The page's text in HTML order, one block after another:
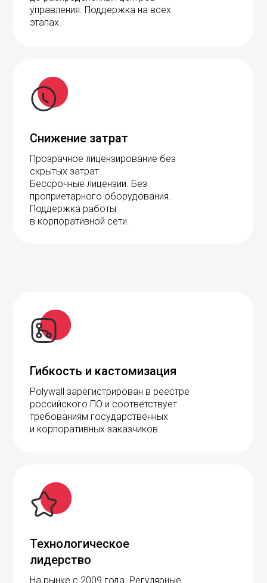
Снижение затрат
скрытых затрат.
Бессрочные лицензии. Без
проприетарного оборудования.
Поддержка работы
в корпоративной сети.
Polywall зарегистрирован в реестре
российского ПО и соответствует
требованиям государственных
и корпоративных заказчиков.
Гибкость и кастомизация
На рынке с 2009 года. Регулярные
обновления и развитие продукта.
Свои AV-over-IP технологии. Новые
Технологическое